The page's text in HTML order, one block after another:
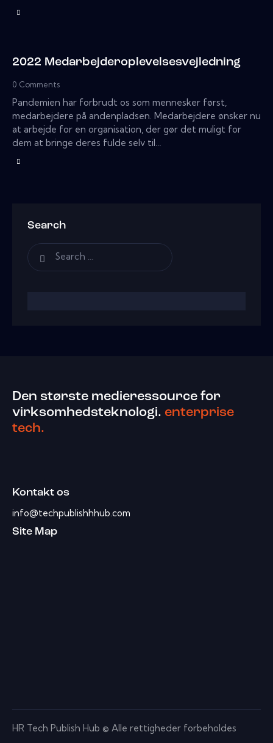
2022 Medarbejderoplevelsesvejledning
0 Comments
Pandemien har forbrudt os som mennesker først,
medarbejdere på andenpladsen. Medarbejdere ønsker nu
at arbejde for en organisation, der gør det muligt for
dem at bringe deres fulde selv til…
Search
Den største medieressource for
virksomhedsteknologi. enterprise
tech.
Kontakt os
info@techpublishhhub.com
Site Map
HR Tech Publish Hub © Alle rettigheder forbeholdes